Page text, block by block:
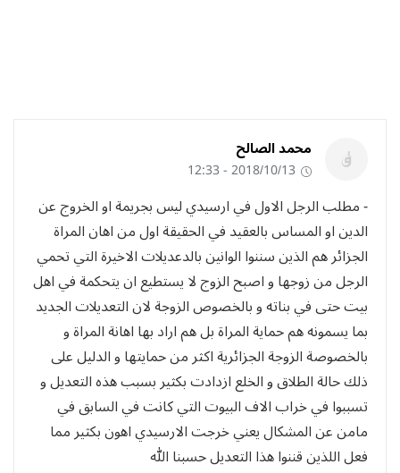
محمد الصالح
2018/10/13 - 12:33
- مطلب الرجل الاول في ارسيدي ليس بجريمة او الخروج عن
الدين او المساس بالعقيد في الحقيقة اول من اهان المراة
الجزائر هم الذين سننوا الوانين بالدعديلات الاخيرة التي تحمي
الرجل من زوجها و اصبح الزوج لا يستطيع ان يتحكمة في اهل
بيت حتى في بناته و بالخصوص الزوجة لان التعديلات الجديد
بما يسمونه هم حماية المراة بل هم اراد بها اهانة المراة و
بالخصوصة الزوجة الجزائرية اكثر من حمايتها و الدليل على
ذلك حالة الطلاق و الخلع ازدادت بكثير بسبب هذه التعديل و
تسببوا في خراب الاف البيوت التي كانت في السابق في
مامن عن المشكال يعني خرجت الارسيدي اهون بكثير مما
فعل اللذين قننوا هذا التعديل حسبنا الله